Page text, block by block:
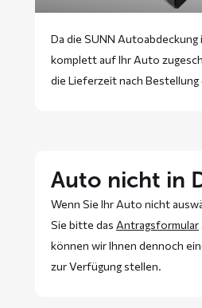
Da die SUNN
komplett auf Ihr Auto
die Lieferzeit nach Bestellung
Auto nicht in
Wenn Sie Ihr Auto nicht
Sie bitte das Antragsformular
können wir Ihnen dennoch
zur Verfügung stellen.